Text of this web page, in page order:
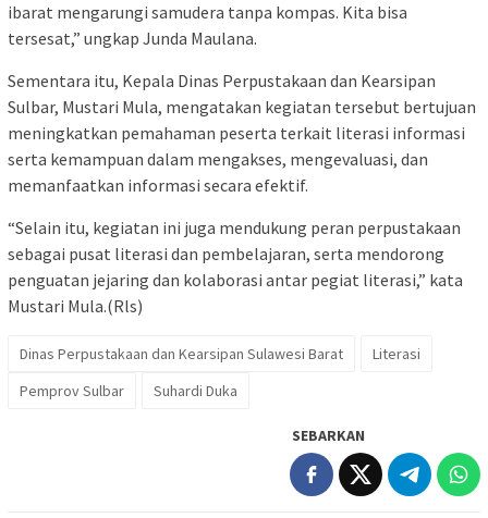
ibarat mengarungi samudera tanpa kompas. Kita bisa
tersesat,” ungkap Junda Maulana.
Sementara itu, Kepala Dinas Perpustakaan dan Kearsipan
Sulbar, Mustari Mula, mengatakan kegiatan tersebut bertujuan
meningkatkan pemahaman peserta terkait literasi informasi
serta kemampuan dalam mengakses, mengevaluasi, dan
memanfaatkan informasi secara efektif.
“Selain itu, kegiatan ini juga mendukung peran perpustakaan
sebagai pusat literasi dan pembelajaran, serta mendorong
penguatan jejaring dan kolaborasi antar pegiat literasi,” kata
Mustari Mula.(Rls)
Dinas Perpustakaan dan Kearsipan Sulawesi Barat
Literasi
Pemprov Sulbar
Suhardi Duka
SEBARKAN